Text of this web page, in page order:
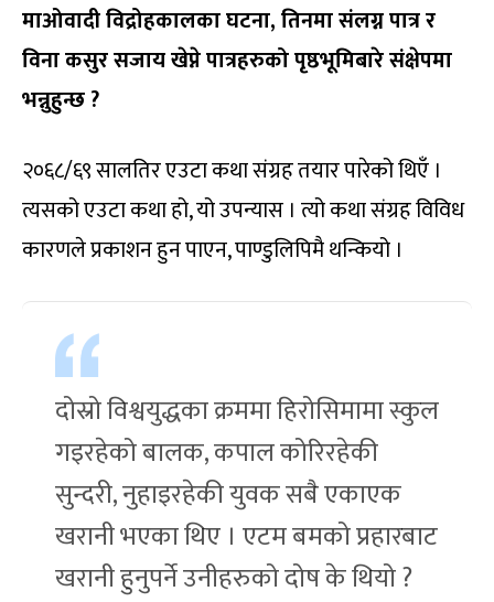
माओवादी विद्रोहकालका घटना, तिनमा संलग्न पात्र र
विना कसुर सजाय खेप्ने पात्रहरुको पृष्ठभूमिबारे संक्षेपमा
भन्नुहुन्छ ?
२०६८/६९ सालतिर एउटा कथा संग्रह तयार पारेको थिएँ ।
त्यसको एउटा कथा हो, यो उपन्यास । त्यो कथा संग्रह विविध
कारणले प्रकाशन हुन पाएन, पाण्डुलिपिमै थन्कियो ।
दोस्रो विश्वयुद्धका क्रममा हिरोसिमामा स्कुल
गइरहेको बालक, कपाल कोरिरहेकी
सुन्दरी, नुहाइरहेकी युवक सबै एकाएक
खरानी भएका थिए । एटम बमको प्रहारबाट
खरानी हुनुपर्ने उनीहरुको दोष के थियो ?